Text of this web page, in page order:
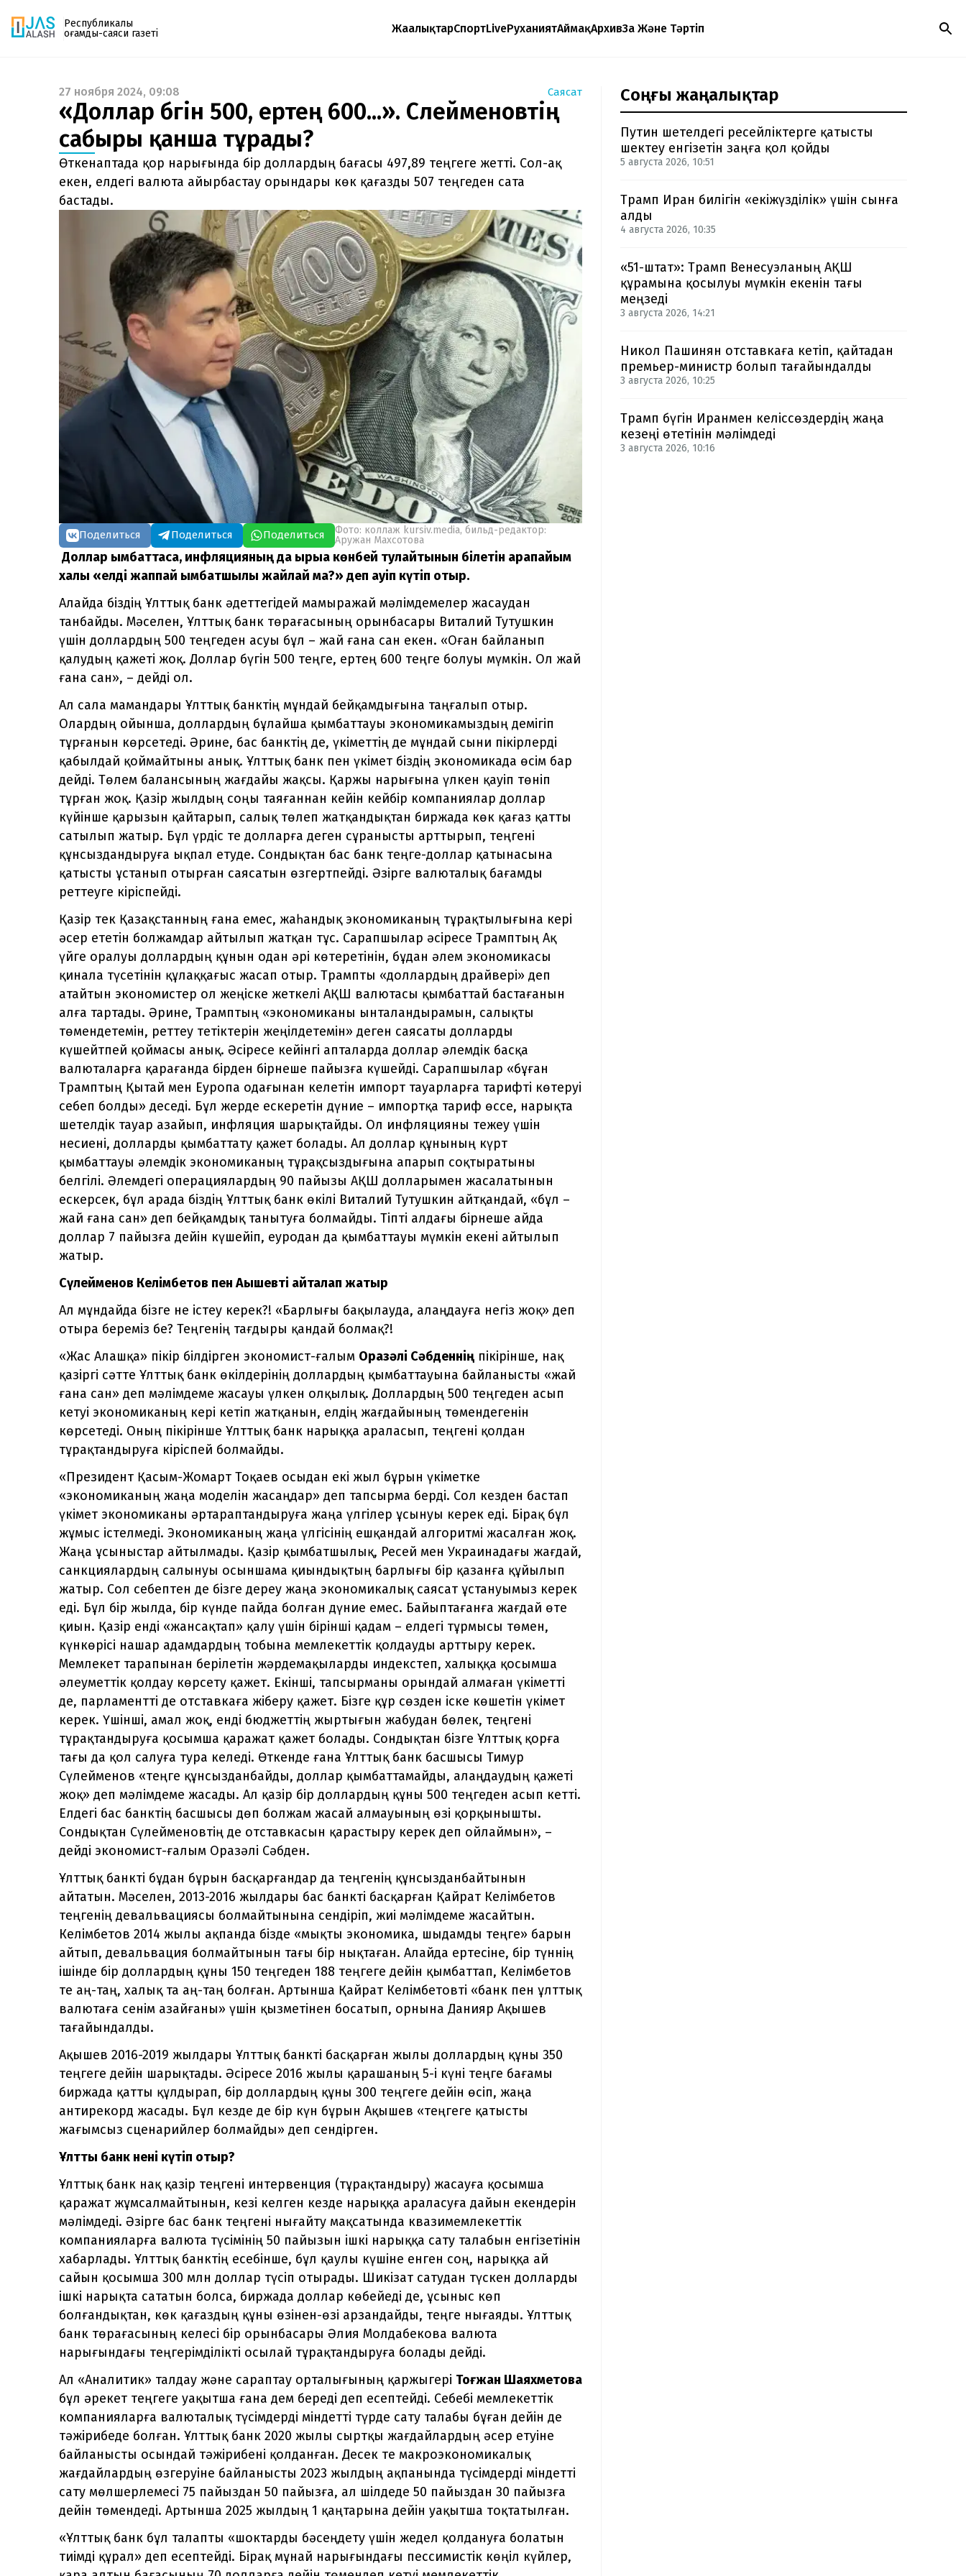
Республикалық
қоғамдық-саяси газеті
ЖаңалықтарСпортLiveРуханиятАймақАрхивЗаң Және Тәртіп
Газетке жазылу
PDF форматтағы газетті ай сайын электронды
поштаңызға алып отырыңыз. Жаңа нөмір
шыққан сәтте сізге бірден жіберіледі. Тек email
енгізіңіз, біз қалғанын өзіміз жібереміз.
27 ноября 2024, 09:08 Саясат
«Доллар бүгін 500, ертең 600...». Сүлейменовтің
сабыры қанша тұрады?
Өткенаптада қор нарығында бір доллардың бағасы 497,89 теңгеге жетті. Сол-ақ
екен, елдегі валюта айырбастау орындары көк қағазды 507 теңгеден сата
бастады.
Поделиться Поделиться Поделиться
Фото: коллаж kursiv.media, бильд-редактор:
Аружан Махсотова
Доллар қымбаттаса, инфляцияның да ырыққа көнбей тулайтынын білетін қарапайым
халық «елді жаппай қымбатшылық жайлай ма?» деп қауіп күтіп отыр.
Алайда біздің Ұлттық банк әдеттегідей мамыражай мәлімдемелер жасаудан
танбайды. Мәселен, Ұлттық банк төрағасының орынбасары Виталий Тутушкин
үшін доллардың 500 теңгеден асуы бұл – жай ғана сан екен. «Оған байланып
қалудың қажеті жоқ. Доллар бүгін 500 теңге, ертең 600 теңге болуы мүмкін. Ол жай
ғана сан», – дейді ол.
Ал сала мамандары Ұлттық банктің мұндай бейқамдығына таңғалып отыр.
Олардың ойынша, доллардың бұлайша қымбаттауы экономикамыздың демігіп
тұрғанын көрсетеді. Әрине, бас банктің де, үкіметтің де мұндай сыни пікірлерді
қабылдай қоймайтыны анық. Ұлттық банк пен үкімет біздің экономикада өсім бар
дейді. Төлем балансының жағдайы жақсы. Қаржы нарығына үлкен қауіп төніп
тұрған жоқ. Қазір жылдың соңы таяғаннан кейін кейбір компаниялар доллар
күйінше қарызын қайтарып, салық төлеп жатқандықтан биржада көк қағаз қатты
сатылып жатыр. Бұл үрдіс те долларға деген сұранысты арттырып, теңгені
құнсыздандыруға ықпал етуде. Сондықтан бас банк теңге-доллар қатынасына
қатысты ұстанып отырған саясатын өзгертпейді. Әзірге валюталық бағамды
реттеуге кіріспейді.
Қазір тек Қазақстанның ғана емес, жаһандық экономиканың тұрақтылығына кері
әсер ететін болжамдар айтылып жатқан тұс. Сарапшылар әсіресе Трамптың Ақ
үйге оралуы доллардың құнын одан әрі көтеретінін, бұдан әлем экономикасы
қинала түсетінін құлаққағыс жасап отыр. Трампты «доллардың драйвері» деп
атайтын экономистер ол жеңіске жеткелі АҚШ валютасы қымбаттай бастағанын
алға тартады. Әрине, Трамптың «экономиканы ынталандырамын, салықты
төмендетемін, реттеу тетіктерін жеңілдетемін» деген саясаты долларды
күшейтпей қоймасы анық. Әсіресе кейінгі апталарда доллар әлемдік басқа
валюталарға қарағанда бірден бірнеше пайызға күшейді. Сарапшылар «бұған
Трамптың Қытай мен Еуропа одағынан келетін импорт тауарларға тарифті көтеруі
себеп болды» деседі. Бұл жерде ескеретін дүние – импортқа тариф өссе, нарықта
шетелдік тауар азайып, инфляция шарықтайды. Ол инфляцияны тежеу үшін
несиені, долларды қымбаттату қажет болады. Ал доллар құнының күрт
қымбаттауы әлемдік экономиканың тұрақсыздығына апарып соқтыратыны
белгілі. Әлемдегі операциялардың 90 пайызы АҚШ долларымен жасалатынын
ескерсек, бұл арада біздің Ұлттық банк өкілі Виталий Тутушкин айтқандай, «бұл –
жай ғана сан» деп бейқамдық танытуға болмайды. Тіпті алдағы бірнеше айда
доллар 7 пайызға дейін күшейіп, еуродан да қымбаттауы мүмкін екені айтылып
жатыр.
Сүлейменов Келімбетов пен Ақышевті қайталап жатыр
Ал мұндайда бізге не істеу керек?! «Барлығы бақылауда, алаңдауға негіз жоқ» деп
отыра береміз бе? Теңгенің тағдыры қандай болмақ?!
«Жас Алашқа» пікір білдірген экономист-ғалым Оразәлі Сәбденнің пікірінше, нақ
қазіргі сәтте Ұлттық банк өкілдерінің доллардың қымбаттауына байланысты «жай
ғана сан» деп мәлімдеме жасауы үлкен олқылық. Доллардың 500 теңгеден асып
кетуі экономиканың кері кетіп жатқанын, елдің жағдайының төмендегенін
көрсетеді. Оның пікірінше Ұлттық банк нарыққа араласып, теңгені қолдан
тұрақтандыруға кіріспей болмайды.
«Президент Қасым-Жомарт Тоқаев осыдан екі жыл бұрын үкіметке
«экономиканың жаңа моделін жасаңдар» деп тапсырма берді. Сол кезден бастап
үкімет экономиканы әртараптандыруға жаңа үлгілер ұсынуы керек еді. Бірақ бұл
жұмыс істелмеді. Экономиканың жаңа үлгісінің ешқандай алгоритмі жасалған жоқ.
Жаңа ұсыныстар айтылмады. Қазір қымбатшылық, Ресей мен Украинадағы жағдай,
санкциялардың салынуы осыншама қиындықтың барлығы бір қазанға құйылып
жатыр. Сол себептен де бізге дереу жаңа экономикалық саясат ұстануымыз керек
еді. Бұл бір жылда, бір күнде пайда болған дүние емес. Байыптағанға жағдай өте
қиын. Қазір енді «жансақтап» қалу үшін бірінші қадам – елдегі тұрмысы төмен,
күнкөрісі нашар адамдардың тобына мемлекеттік қолдауды арттыру керек.
Мемлекет тарапынан берілетін жәрдемақыларды индекстеп, халыққа қосымша
әлеуметтік қолдау көрсету қажет. Екінші, тапсырманы орындай алмаған үкіметті
де, парламентті де отставкаға жіберу қажет. Бізге құр сөзден іске көшетін үкімет
керек. Үшінші, амал жоқ, енді бюджеттің жыртығын жабудан бөлек, теңгені
тұрақтандыруға қосымша қаражат қажет болады. Сондықтан бізге Ұлттық қорға
тағы да қол салуға тура келеді. Өткенде ғана Ұлттық банк басшысы Тимур
Сүлейменов «теңге құнсызданбайды, доллар қымбаттамайды, алаңдаудың қажеті
жоқ» деп мәлімдеме жасады. Ал қазір бір доллардың құны 500 теңгеден асып кетті.
Елдегі бас банктің басшысы дөп болжам жасай алмауының өзі қорқынышты.
Сондықтан Сүлейменовтің де отставкасын қарастыру керек деп ойлаймын», –
дейді экономист-ғалым Оразәлі Сәбден.
Ұлттық банкті бұдан бұрын басқарғандар да теңгенің құнсызданбайтынын
айтатын. Мәселен, 2013-2016 жылдары бас банкті басқарған Қайрат Келімбетов
теңгенің девальвациясы болмайтынына сендіріп, жиі мәлімдеме жасайтын.
Келімбетов 2014 жылы ақпанда бізде «мықты экономика, шыдамды теңге» барын
айтып, девальвация болмайтынын тағы бір нықтаған. Алайда ертесіне, бір түннің
ішінде бір доллардың құны 150 теңгеден 188 теңгеге дейін қымбаттап, Келімбетов
те аң-таң, халық та аң-таң болған. Артынша Қайрат Келімбетовті «банк пен ұлттық
валютаға сенім азайғаны» үшін қызметінен босатып, орнына Данияр Ақышев
тағайындалды.
Ақышев 2016-2019 жылдары Ұлттық банкті басқарған жылы доллардың құны 350
теңгеге дейін шарықтады. Әсіресе 2016 жылы қарашаның 5-і күні теңге бағамы
биржада қатты құлдырап, бір доллардың құны 300 теңгеге дейін өсіп, жаңа
антирекорд жасады. Бұл кезде де бір күн бұрын Ақышев «теңгеге қатысты
жағымсыз сценарийлер болмайды» деп сендірген.
Ұлттық банк нені күтіп отыр?
Ұлттық банк нақ қазір теңгені интервенция (тұрақтандыру) жасауға қосымша
қаражат жұмсалмайтынын, кезі келген кезде нарыққа араласуға дайын екендерін
мәлімдеді. Әзірге бас банк теңгені нығайту мақсатында квазимемлекеттік
компанияларға валюта түсімінің 50 пайызын ішкі нарыққа сату талабын енгізетінін
хабарлады. Ұлттық банктің есебінше, бұл қаулы күшіне енген соң, нарыққа ай
сайын қосымша 300 млн доллар түсіп отырады. Шикізат сатудан түскен долларды
ішкі нарықта сататын болса, биржада доллар көбейеді де, ұсыныс көп
болғандықтан, көк қағаздың құны өзінен-өзі арзандайды, теңге нығаяды. Ұлттық
банк төрағасының келесі бір орынбасары Әлия Молдабекова валюта
нарығындағы теңгерімділікті осылай тұрақтандыруға болады дейді.
Ал «Аналитик» талдау және сараптау орталығының қаржыгері Тоғжан Шаяхметова
бұл әрекет теңгеге уақытша ғана дем береді деп есептейді. Себебі мемлекеттік
компанияларға валюталық түсімдерді міндетті түрде сату талабы бұған дейін де
тәжірибеде болған. Ұлттық банк 2020 жылы сыртқы жағдайлардың әсер етуіне
байланысты осындай тәжірибені қолданған. Десек те макроэкономикалық
жағдайлардың өзгеруіне байланысты 2023 жылдың ақпанында түсімдерді міндетті
сату мөлшерлемесі 75 пайыздан 50 пайызға, ал шілдеде 50 пайыздан 30 пайызға
дейін төмендеді. Артынша 2025 жылдың 1 қаңтарына дейін уақытша тоқтатылған.
«Ұлттық банк бұл талапты «шоктарды бәсеңдету үшін жедел қолдануға болатын
тиімді құрал» деп есептейді. Бірақ мұнай нарығындағы пессимистік көңіл күйлер,
Соңғы жаңалықтар
Путин шетелдегі ресейліктерге қатысты
шектеу енгізетін заңға қол қойды
5 августа 2026, 10:51
Трамп Иран билігін «екіжүзділік» үшін сынға
алды
4 августа 2026, 10:35
«51-штат»: Трамп Венесуэланың АҚШ
құрамына қосылуы мүмкін екенін тағы
меңзеді
3 августа 2026, 14:21
Никол Пашинян отставкаға кетіп, қайтадан
премьер-министр болып тағайындалды
3 августа 2026, 10:25
Трамп бүгін Иранмен келіссөздердің жаңа
кезеңі өтетінін мәлімдеді
3 августа 2026, 10:16